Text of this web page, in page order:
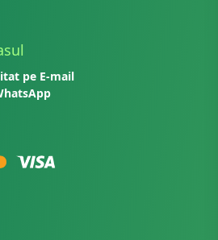
pe E-mail